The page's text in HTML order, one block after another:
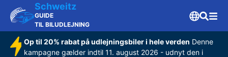
Schweitz
GUIDE
TIL BILUDLEJNING
Op til 20% rabat på udlejningsbiler i hele verden Denne
kampagne gælder indtil 11. august 2026 - udnyt den i